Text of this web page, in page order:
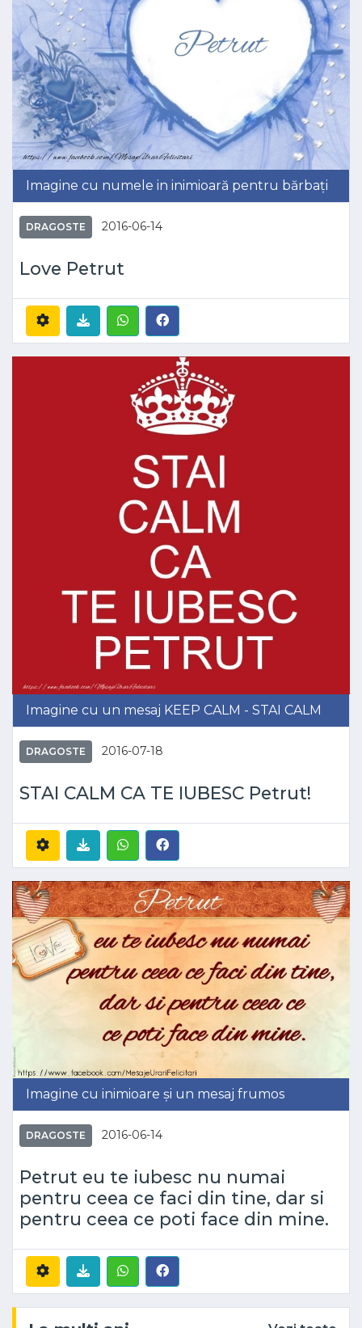
Imagine cu numele in inimioară pentru bărbați
DRAGOSTE 2016-06-14
Love Petrut
Imagine cu un mesaj KEEP CALM - STAI CALM
DRAGOSTE 2016-07-18
STAI CALM CA TE IUBESC Petrut!
Imagine cu inimioare și un mesaj frumos
DRAGOSTE 2016-06-14
Petrut eu te iubesc nu numai
pentru ceea ce faci din tine, dar si
pentru ceea ce poti face din mine.